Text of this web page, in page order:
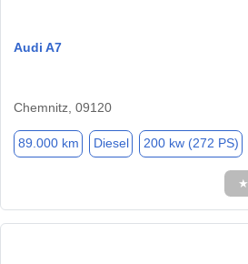
Audi A7
Chemnitz, 09120
89.000 km Diesel 200 kw (272 PS)
★